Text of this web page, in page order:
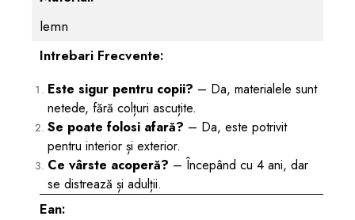
lemn
Intrebari Frecvente:
Este sigur pentru copii? – Da, materialele sunt
netede, fără colțuri ascuțite.
Se poate folosi afară? – Da, este potrivit
pentru interior și exterior.
Ce vârste acoperă? – Începând cu 4 ani, dar
se distrează și adulții.
Ean: